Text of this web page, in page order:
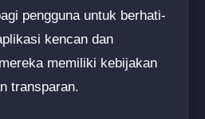
pengguna untuk berhati-
kencan dan
memiliki kebijakan
transparan.